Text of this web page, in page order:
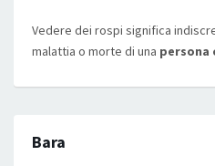
Vedere dei rospi significa
malattia o morte di una persona
Bara